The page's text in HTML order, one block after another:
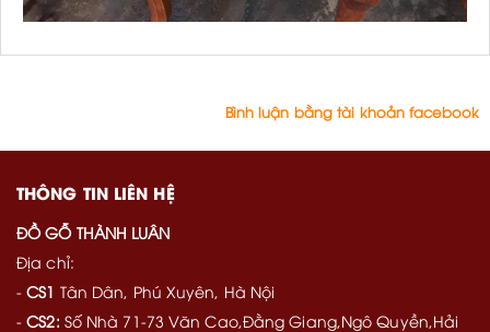
Bình luận bằng tài khoản facebook
THÔNG TIN LIÊN HỆ
ĐỒ GỖ THÀNH LUÂN
Địa chỉ:
-CS1 Tân Dân, Phú Xuyên, Hà Nội
-CS2: Số Nhà 71-73 Văn Cao,Đằng Giang,Ngô Quyền,Hải